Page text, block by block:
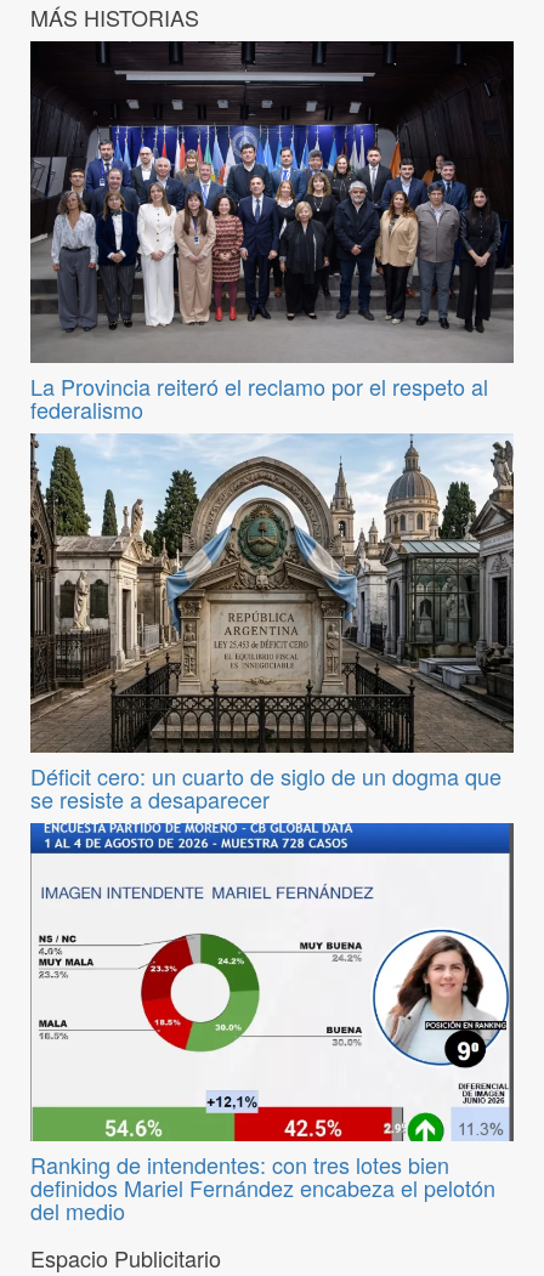
MÁS HISTORIAS
La Provincia reiteró el reclamo por el respeto al
federalismo
Déficit cero: un cuarto de siglo de un dogma que
se resiste a desaparecer
Ranking de intendentes: con tres lotes bien
definidos Mariel Fernández encabeza el pelotón
del medio
Espacio Publicitario